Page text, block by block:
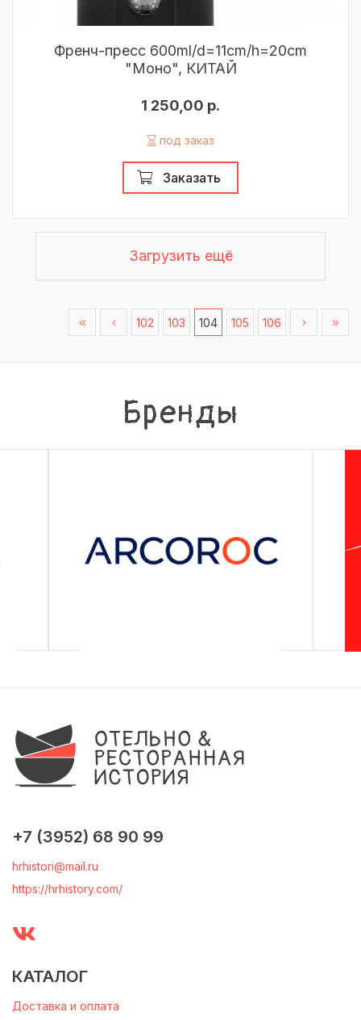
Френч-пресс 600ml/d=11cm/h=20cm
"Моно", КИТАЙ
1 250,00 р.
под заказ
Заказать
Загрузить ещё
102 103 104 105 106
Бренды
+7 (3952) 68 90 99
hrhistori@mail.ru
https://hrhistory.com/
КАТАЛОГ
Доставка и оплата